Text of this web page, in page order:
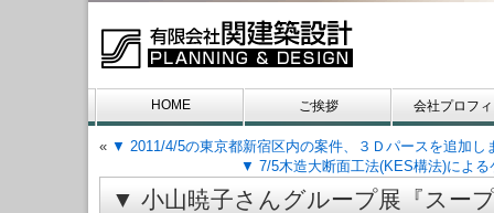
HOME ご挨拶 会社プロフ
お問い合わせ
« ▼ 2011/4/5の東京都新宿区内の案件、３Ｄパースを追加し
▼ 7/5木造大断面工法(KES構法)によ
▼ 小山暁子さんグループ展『スー